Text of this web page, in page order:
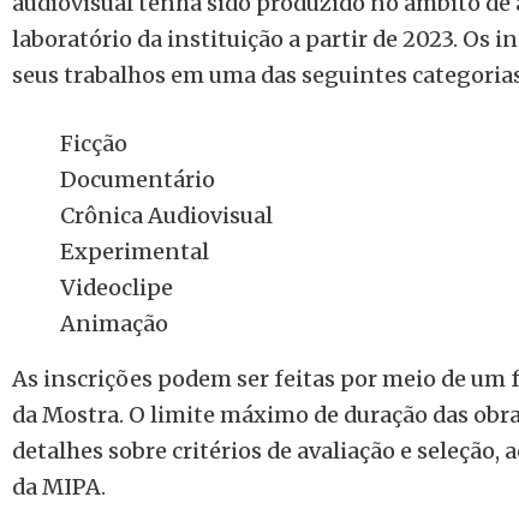
laboratório da instituição a partir de 2023. Os
seus trabalhos em uma das seguintes
Ficção
Documentário
Crônica Audiovisual
Experimental
Videoclipe
Animação
As inscrições podem ser feitas por meio de
da Mostra. O limite máximo de duração das
detalhes sobre critérios de avaliação e seleção,
da MIPA.